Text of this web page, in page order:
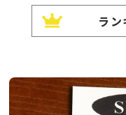
ラ